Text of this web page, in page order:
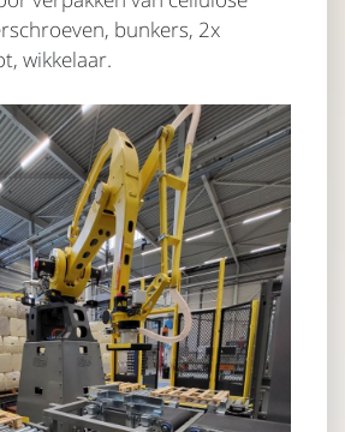
bunkers, 2x
wikkelaar.